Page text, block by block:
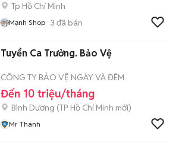
Tp Hồ Chí Minh
Mạnh Shop 3 đã bán
Tuyển Ca Trưởng. Bảo Vệ
CÔNG TY BẢO VỆ NGÀY VÀ ĐÊM
Đến 10 triệu/tháng
Bình Dương (TP Hồ Chí Minh mới)
Mr Thanh